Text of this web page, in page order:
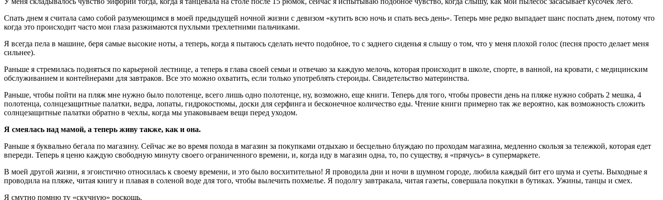
Спать днем я считала само собой разумеющимся в моей предыдущей ночной жизни с девизом «кутить всю ночь и спать весь день». Теперь мне редко выпадает шанс поспать днем, потому что
когда это происходит часто мои глаза разжимаются пухлыми трехлетними пальчиками.
Я всегда пела в машине, беря самые высокие ноты, а теперь, когда я пытаюсь сделать нечто подобное, то с заднего сиденья я слышу о том, что у меня плохой голос (песня просто делает меня
сильнее).
Раньше я стремилась подняться по карьерной лестнице, а теперь я глава своей семьи и отвечаю за каждую мелочь, которая происходит в школе, спорте, в ванной, на кровати, с медицинским
обслуживанием и контейнерами для завтраков. Все это можно охватить, если только употреблять стероиды. Свидетельство материнства.
Раньше, чтобы пойти на пляж мне нужно было полотенце, всего лишь одно полотенце, ну, возможно, еще книги. Теперь для того, чтобы провести день на пляже нужно собрать 2 мешка, 4
полотенца, солнцезащитные палатки, ведра, лопаты, гидрокостюмы, доски для серфинга и бесконечное количество еды. Чтение книги примерно так же вероятно, как возможность сложить
солнцезащитные палатки обратно в чехлы, когда мы упаковываем вещи перед уходом.
Я смеялась над мамой, а теперь живу также, как и она.
Раньше я буквально бегала по магазину. Сейчас же во время похода в магазин за покупками отдыхаю и бесцельно блуждаю по проходам магазина, медленно скользя за тележкой, которая едет
впереди. Теперь я ценю каждую свободную минуту своего ограниченного времени, и, когда иду в магазин одна, то, по существу, я «прячусь» в супермаркете.
В моей другой жизни, я эгоистично относилась к своему времени, и это было восхитительно! Я проводила дни и ночи в шумном городе, любила каждый бит его шума и суеты. Выходные я
проводила на пляже, читая книгу и плавая в соленой воде для того, чтобы вылечить похмелье. Я подолгу завтракала, читая газеты, совершала покупки в бутиках. Ужины, танцы и смех.
Я смутно помню ту «скучную» роскошь.